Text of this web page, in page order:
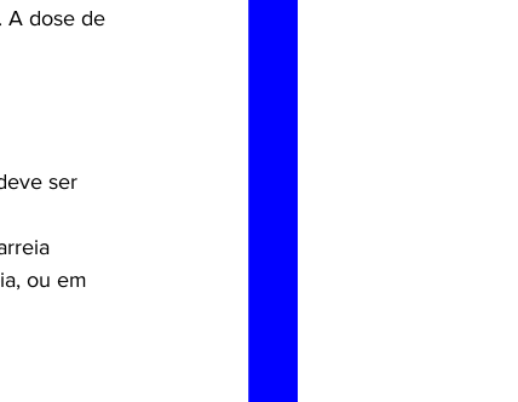
A dose de
ser
ou em